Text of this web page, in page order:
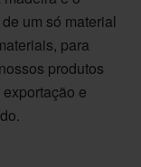
um só material
para
produtos
e